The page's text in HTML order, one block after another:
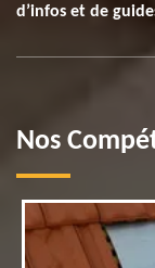
d’infos et de
Nos